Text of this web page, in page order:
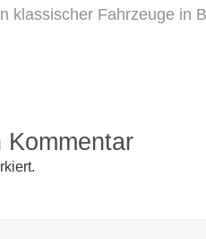
klassischer Fahrzeuge in
Kommentar